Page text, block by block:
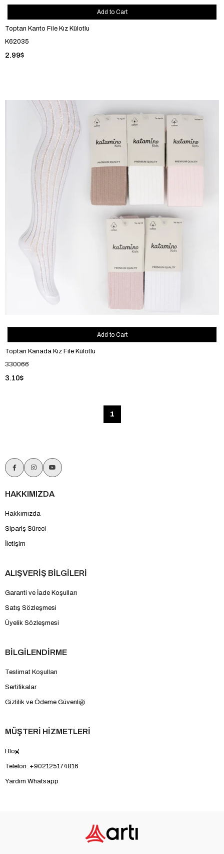
Toptan Kanto File Kız Külotlu
K62035
2.99$
Add to Cart
Toptan Kanada Kız File Külotlu
330066
3.10$
Add to Cart
1
HAKKIMIZDA
Hakkımızda
Sipariş Süreci
İletişim
ALIŞVERİŞ BİLGİLERİ
Garanti ve İade Koşulları
Satış Sözleşmesi
Üyelik Sözleşmesi
BİLGİLENDİRME
Teslimat Koşulları
Sertifikalar
Gizlilik ve Ödeme Güvenliği
MÜŞTERİ HİZMETLERİ
Blog
Telefon: +902125174816
Yardım Whatsapp